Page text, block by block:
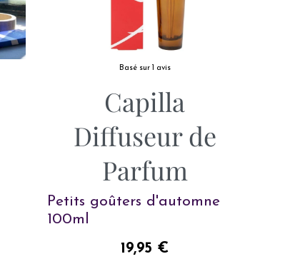
Basé sur 1 avis
Capilla
Diffuseur de
Parfum
Petits goûters d'automne
100ml
Prix
19,95 €